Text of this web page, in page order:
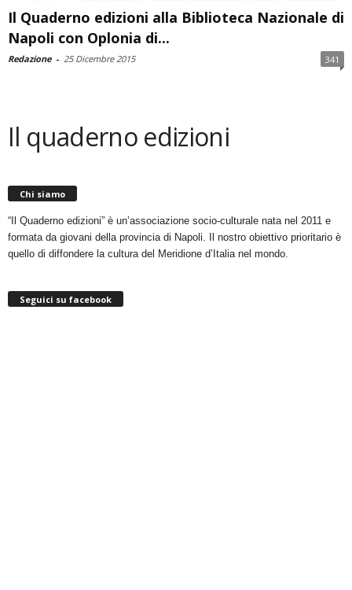
Il Quaderno edizioni alla Biblioteca Nazionale di
Napoli con Oplonia di...
Redazione - 25 Dicembre 2015 341
Il quaderno edizioni
Chi siamo
“Il Quaderno edizioni” è un’associazione socio-culturale nata nel 2011 e
formata da giovani della provincia di Napoli. Il nostro obiettivo prioritario è
quello di diffondere la cultura del Meridione d’Italia nel mondo.
Seguici su facebook